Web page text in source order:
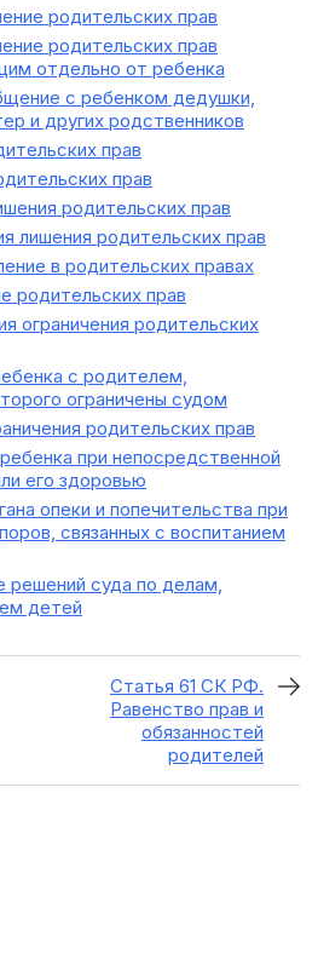
родительских прав
родительских прав
отдельно от ребенка
с ребенком дедушки,
и других родственников
прав
прав
родительских прав
лишения родительских прав
в родительских правах
родительских прав
ограничения родительских
с родителем,
ограничены судом
родительских прав
при непосредственной
его здоровью
опеки и попечительства при
связанных с воспитанием
решений суда по делам,
детей
Статья 61 СК РФ.
Равенство прав и
обязанностей
родителей